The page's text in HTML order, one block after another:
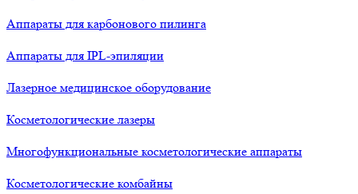
Аппараты для карбонового пилинга
Аппараты для IPL-эпиляции
Лазерное медицинское оборудование
Косметологические лазеры
Многофункциональные косметологические аппараты
Косметологические комбайны